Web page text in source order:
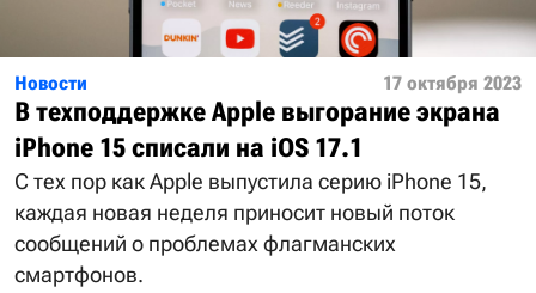
Новости 17 октября 2023
В техподдержке Apple выгорание экрана
iPhone 15 списали на iOS 17.1
С тех пор как Apple выпустила серию iPhone 15,
каждая новая неделя приносит новый поток
сообщений о проблемах флагманских
смартфонов.